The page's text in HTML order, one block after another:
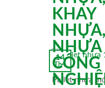
14
Th4
Pallet nhựa